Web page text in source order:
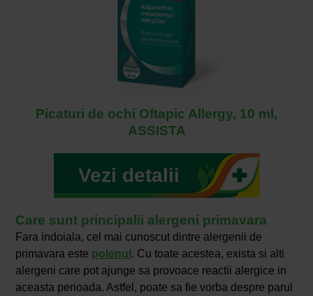
Picaturi de ochi Oftapic Allergy, 10 ml,
ASSISTA
Vezi detalii
Care sunt principalii alergeni primavara
Fara indoiala, cel mai cunoscut dintre alergenii de
primavara este polenul . Cu toate acestea, exista si alti
alergeni care pot ajunge sa provoace reactii alergice in
aceasta perioada. Astfel, poate sa fie vorba despre parul